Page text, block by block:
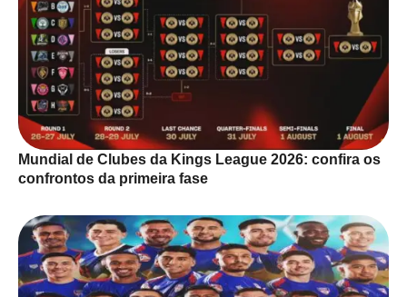
Mundial de Clubes da Kings League 2026: confira os
confrontos da primeira fase